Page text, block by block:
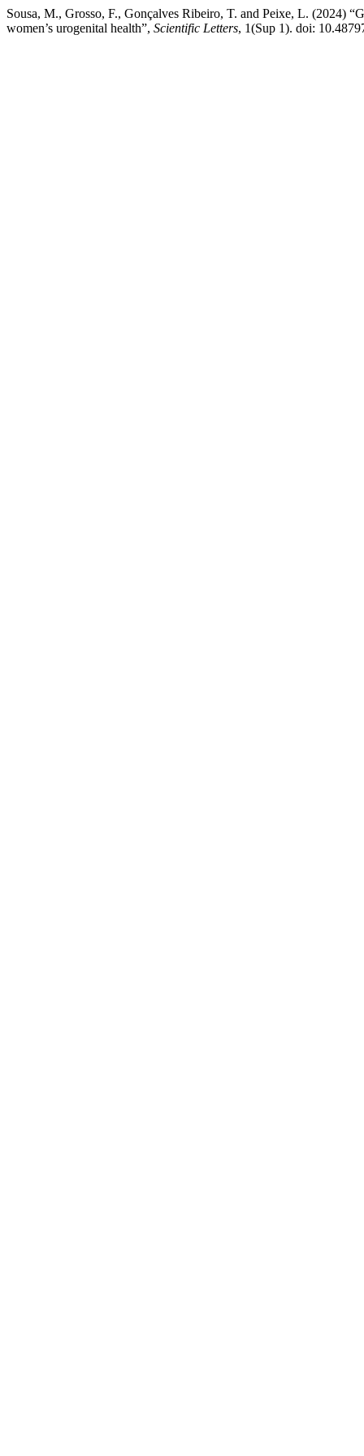
Sousa, M., Grosso, F., Gonçalves Ribeiro, T. and Peixe, L. (2024)
women’s urogenital health”, Scientific Letters, 1(Sup 1). doi: